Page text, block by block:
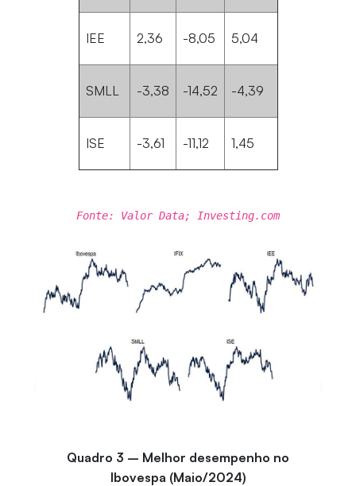
IEE 2,36 -8,05 5,04
SMLL -3,38 -14,52 -4,39
ISE -3,61 -11,12 1,45
Fonte: Valor Data; Investing.com
Quadro 3 – Melhor desempenho no
Ibovespa (Maio/2024)